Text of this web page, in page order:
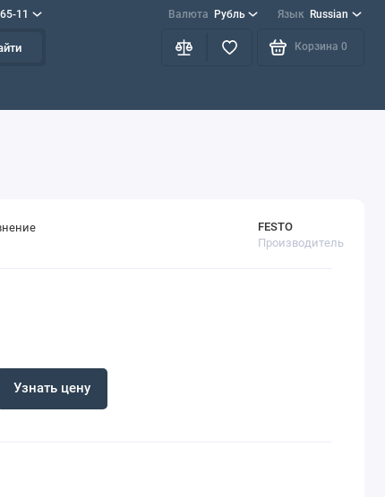
11 Валюта Рубль Язык Russian
Корзина 0
FESTO
Производитель
Узнать цену